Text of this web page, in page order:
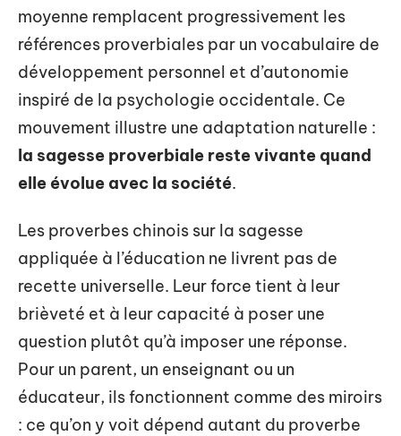
moyenne remplacent progressivement les
références proverbiales par un vocabulaire de
développement personnel et d’autonomie
inspiré de la psychologie occidentale. Ce
mouvement illustre une adaptation naturelle :
la sagesse proverbiale reste vivante quand
elle évolue avec la société.
Les proverbes chinois sur la sagesse
appliquée à l’éducation ne livrent pas de
recette universelle. Leur force tient à leur
brièveté et à leur capacité à poser une
question plutôt qu’à imposer une réponse.
Pour un parent, un enseignant ou un
éducateur, ils fonctionnent comme des miroirs
: ce qu’on y voit dépend autant du proverbe